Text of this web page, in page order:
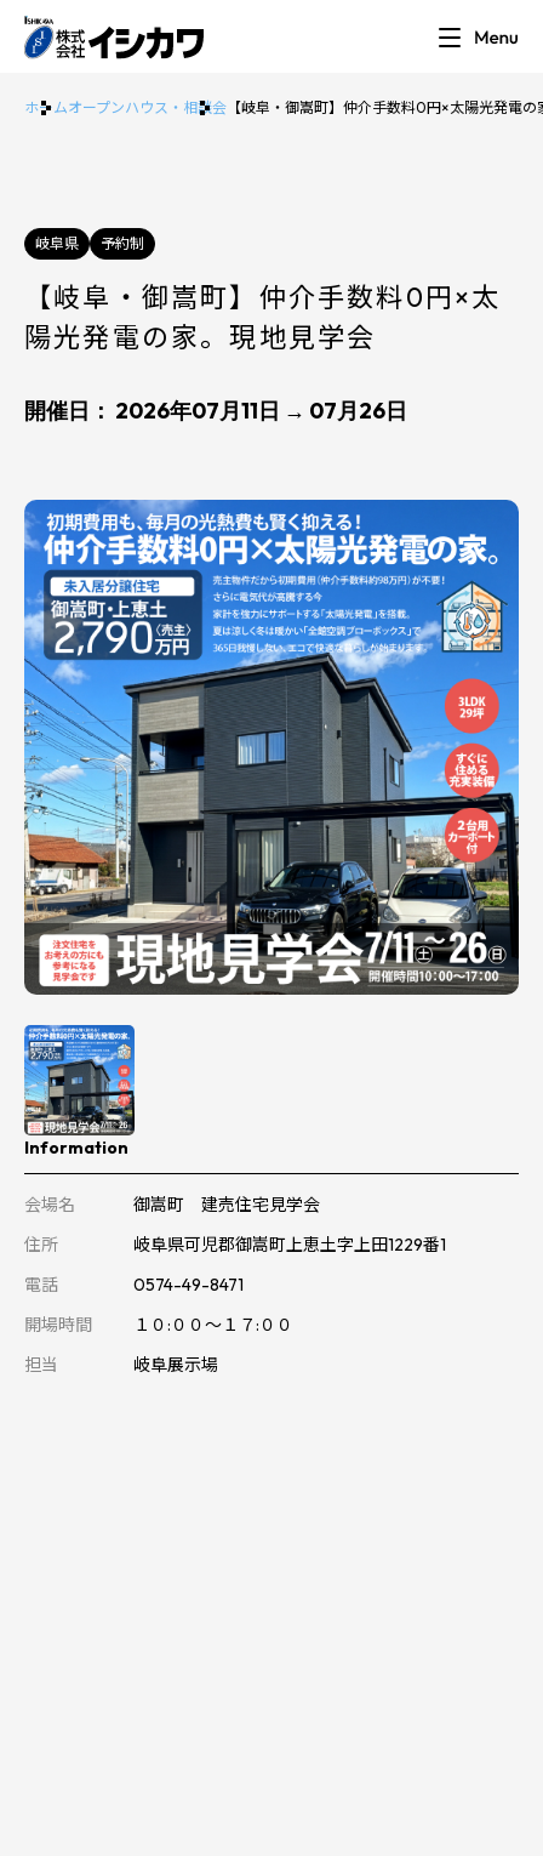
ホームオープンハウス・相談会 【岐阜・御嵩町】仲介手数料0円×太陽光発電
岐阜県 予約制
【岐阜・御嵩町】仲介手数料0円×太
陽光発電の家。現地見学会
開催日： 2026年07月11日 → 07月26日
Information
会場名
御嵩町 建売住宅見学会
住所
岐阜県可児郡御嵩町上恵土字上田1229番1
電話
0574-49-8471
開場時間
１０:００～１７:００
担当
岐阜展示場